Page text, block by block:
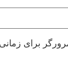
برای